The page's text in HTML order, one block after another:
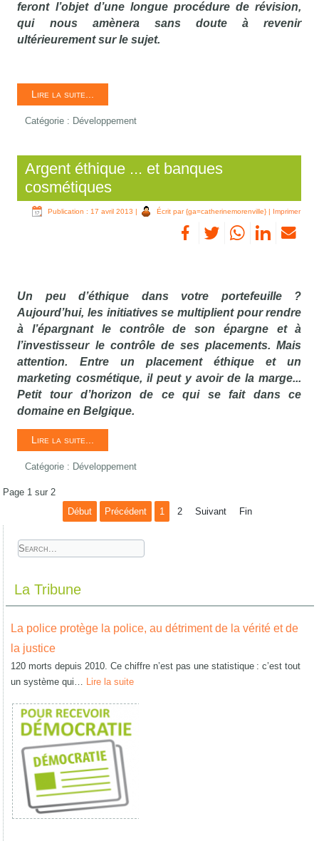
feront l’objet d’une longue procédure de révision,
qui nous amènera sans doute à revenir
ultérieurement sur le sujet.
Lire la suite...
Catégorie : Développement
Argent éthique ... et banques
cosmétiques
Publication : 17 avril 2013 | Écrit par {ga=catherinemorenville} | Imprimer
Un peu d’éthique dans votre portefeuille ?
Aujourd’hui, les initiatives se multiplient pour rendre
à l’épargnant le contrôle de son épargne et à
l’investisseur le contrôle de ses placements. Mais
attention. Entre un placement éthique et un
marketing cosmétique, il peut y avoir de la marge...
Petit tour d’horizon de ce qui se fait dans ce
domaine en Belgique.
Lire la suite...
Catégorie : Développement
Page 1 sur 2
Début
Précédent 1 2 Suivant Fin
La Tribune
La police protège la police, au détriment de la vérité et de
la justice
120 morts depuis 2010. Ce chiffre n’est pas une statistique : c’est tout
un système qui… Lire la suite